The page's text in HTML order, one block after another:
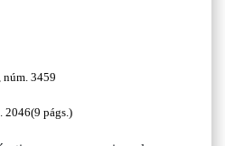
3459
2046(9 págs.)